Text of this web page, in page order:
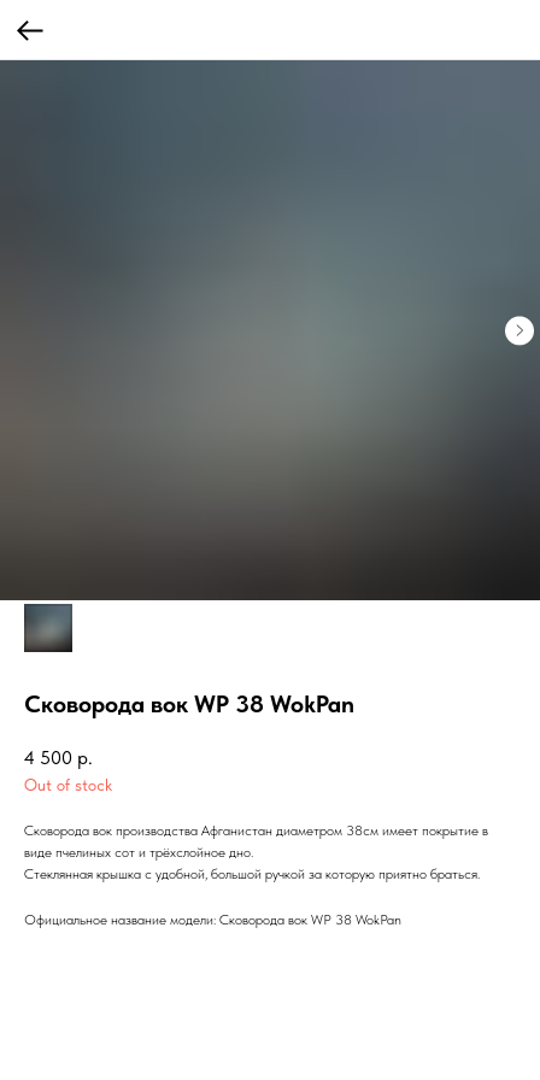
Сковорода вок WP 38 WokPan
4 500 р.
Out of stock
Сковорода вок производства Афганистан диаметром 38см имеет покрытие в
виде пчелиных сот и трёхслойное дно.
Стеклянная крышка с удобной, большой ручкой за которую приятно браться.
Официальное название модели: Сковорода вок WP 38 WokPan